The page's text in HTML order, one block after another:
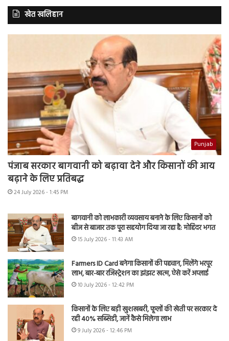
खेत खलिहान
Punjab
पंजाब सरकार बागवानी को बढ़ावा देने और किसानों की आय
बढ़ाने के लिए प्रतिबद्ध
24 July 2026 - 1:45 PM
बागवानी को लाभकारी व्यवसाय बनाने के लिए किसानों को
बीज से बाजार तक पूरा सहयोग दिया जा रहा है: मोहिंदर भगत
15 July 2026 - 11:43 AM
Farmers ID Card बनेगा किसानों की पहचान, मिलेंगे भरपूर
लाभ, बार-बार रजिस्ट्रेशन का झंझट खत्म, ऐसे करें अप्लाई
10 July 2026 - 12:42 PM
किसानों के लिए बड़ी खुशखबरी, फूलों की खेती पर सरकार दे
रही 40% सब्सिडी, जानें कैसे मिलेगा लाभ
9 July 2026 - 12:46 PM